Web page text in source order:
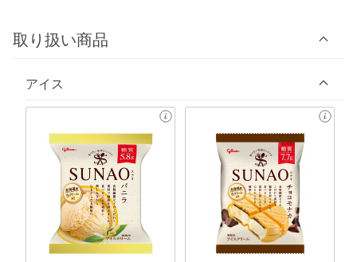
取り扱い商品
アイス